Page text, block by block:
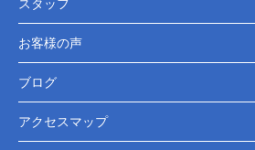
スタッフ
お客様の声
ブログ
アクセスマップ